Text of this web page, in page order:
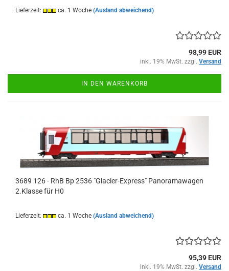
Lieferzeit: ca. 1 Woche (Ausland abweichend)
98,99 EUR
inkl. 19% MwSt. zzgl. Versand
IN DEN WARENKORB
3689 126 - RhB Bp 2536 "Glacier-Express" Panoramawagen
2.Klasse für H0
Lieferzeit: ca. 1 Woche (Ausland abweichend)
95,39 EUR
inkl. 19% MwSt. zzgl. Versand